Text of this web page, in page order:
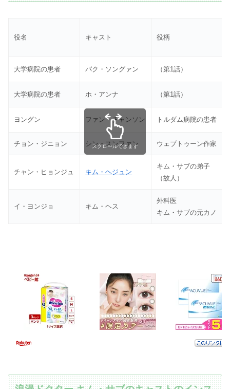
役名 キャスト 役柄
大学病院の患者 パク・ソングァン （第1話）
大学病院の患者 ホ・アンナ （第1話）
ヨングン ファン・チャンソン トルダム病院の患者
チョン・ジニョン シン・スンファン ウェブトゥーン作家
チャン・ヒョンジュ キム・ヘジュン
キム・サブの弟子
（故人）
イ・ヨンジョ キム・ヘス
外科医
キム・サブの元カノ
スクロールできます